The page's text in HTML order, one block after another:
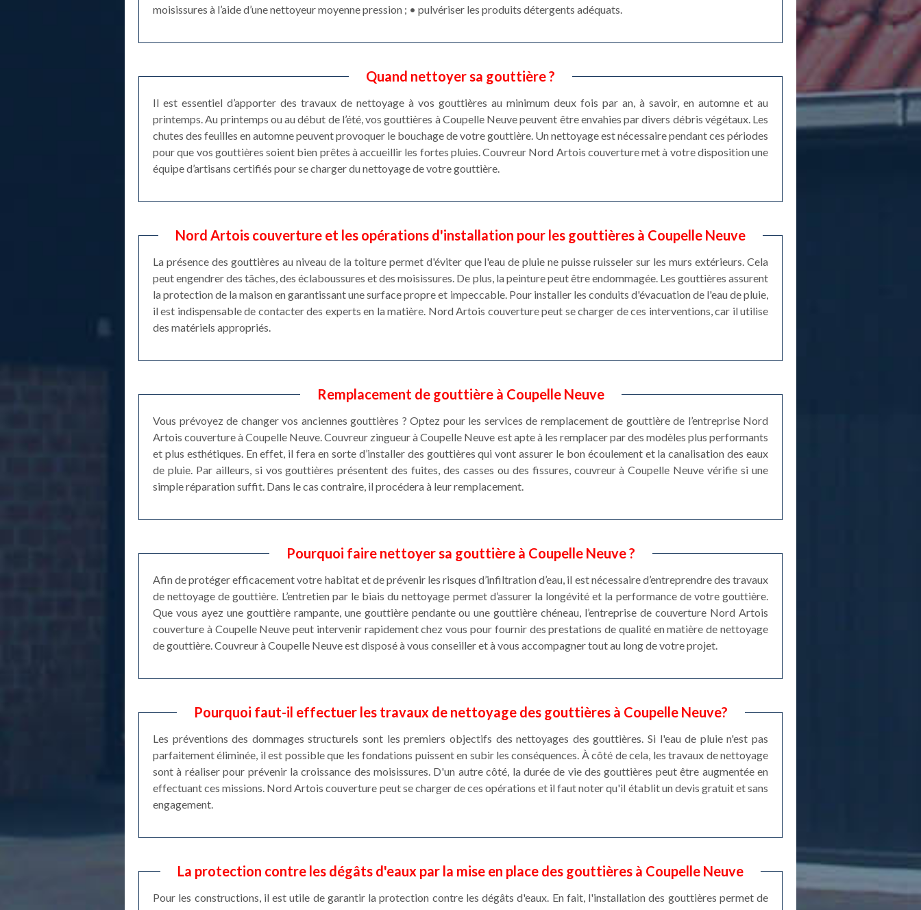
moisissures à l’aide d’une nettoyeur moyenne pression ; • pulvériser les produits détergents adéquats.
Quand nettoyer sa gouttière ?
Il est essentiel d’apporter des travaux de nettoyage à vos gouttières au minimum deux fois par an, à savoir, en automne et au
printemps. Au printemps ou au début de l’été, vos gouttières à Coupelle Neuve peuvent être envahies par divers débris végétaux. Les
chutes des feuilles en automne peuvent provoquer le bouchage de votre gouttière. Un nettoyage est nécessaire pendant ces périodes
pour que vos gouttières soient bien prêtes à accueillir les fortes pluies. Couvreur Nord Artois couverture met à votre disposition une
équipe d’artisans certifiés pour se charger du nettoyage de votre gouttière.
Nord Artois couverture et les opérations d'installation pour les gouttières à Coupelle Neuve
La présence des gouttières au niveau de la toiture permet d'éviter que l'eau de pluie ne puisse ruisseler sur les murs extérieurs. Cela
peut engendrer des tâches, des éclaboussures et des moisissures. De plus, la peinture peut être endommagée. Les gouttières assurent
la protection de la maison en garantissant une surface propre et impeccable. Pour installer les conduits d'évacuation de l'eau de pluie,
il est indispensable de contacter des experts en la matière. Nord Artois couverture peut se charger de ces interventions, car il utilise
des matériels appropriés.
Remplacement de gouttière à Coupelle Neuve
Vous prévoyez de changer vos anciennes gouttières ? Optez pour les services de remplacement de gouttière de l’entreprise Nord
Artois couverture à Coupelle Neuve. Couvreur zingueur à Coupelle Neuve est apte à les remplacer par des modèles plus performants
et plus esthétiques. En effet, il fera en sorte d’installer des gouttières qui vont assurer le bon écoulement et la canalisation des eaux
de pluie. Par ailleurs, si vos gouttières présentent des fuites, des casses ou des fissures, couvreur à Coupelle Neuve vérifie si une
simple réparation suffit. Dans le cas contraire, il procédera à leur remplacement.
Pourquoi faire nettoyer sa gouttière à Coupelle Neuve ?
Afin de protéger efficacement votre habitat et de prévenir les risques d’infiltration d’eau, il est nécessaire d’entreprendre des travaux
de nettoyage de gouttière. L’entretien par le biais du nettoyage permet d’assurer la longévité et la performance de votre gouttière.
Que vous ayez une gouttière rampante, une gouttière pendante ou une gouttière chéneau, l’entreprise de couverture Nord Artois
couverture à Coupelle Neuve peut intervenir rapidement chez vous pour fournir des prestations de qualité en matière de nettoyage
de gouttière. Couvreur à Coupelle Neuve est disposé à vous conseiller et à vous accompagner tout au long de votre projet.
Pourquoi faut-il effectuer les travaux de nettoyage des gouttières à Coupelle Neuve?
Les préventions des dommages structurels sont les premiers objectifs des nettoyages des gouttières. Si l'eau de pluie n'est pas
parfaitement éliminée, il est possible que les fondations puissent en subir les conséquences. À côté de cela, les travaux de nettoyage
sont à réaliser pour prévenir la croissance des moisissures. D'un autre côté, la durée de vie des gouttières peut être augmentée en
effectuant ces missions. Nord Artois couverture peut se charger de ces opérations et il faut noter qu'il établit un devis gratuit et sans
engagement.
La protection contre les dégâts d'eaux par la mise en place des gouttières à Coupelle Neuve
Pour les constructions, il est utile de garantir la protection contre les dégâts d'eaux. En fait, l'installation des gouttières permet de